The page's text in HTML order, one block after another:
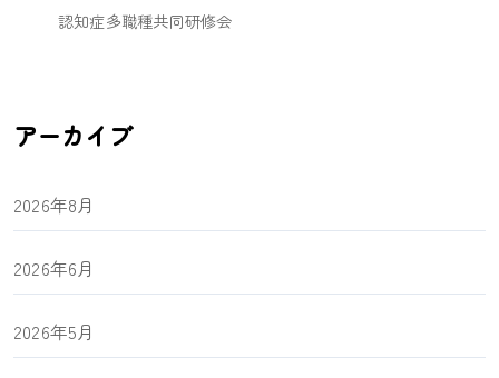
認知症多職種共同研修会
アーカイブ
2026年8月
2026年6月
2026年5月